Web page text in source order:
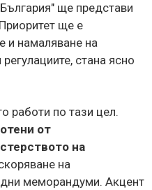
ще представи
ще е
и намаляване на
стана ясно
работи по тази цел.
от
на
на
меморандуми. Акцент